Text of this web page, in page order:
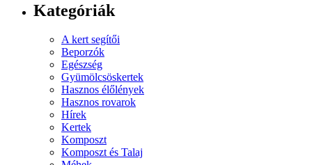
Kategóriák
A kert segítői
Beporzók
Egészség
Gyümölcsöskertek
Hasznos élőlények
Hasznos rovarok
Hírek
Kertek
Komposzt
Komposzt és Talaj